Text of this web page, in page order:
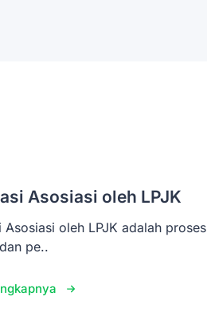
Asosiasi oleh LPJK
Asosiasi oleh LPJK adalah proses
pe..